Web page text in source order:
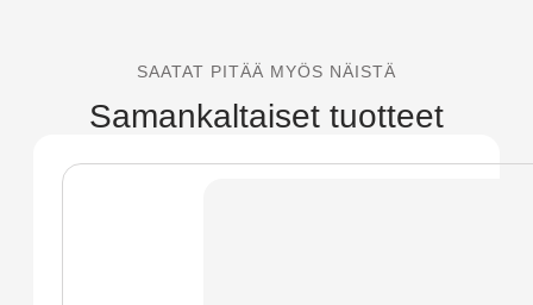
SAATAT PITÄÄ MYÖS NÄISTÄ
Samankaltaiset tuotteet